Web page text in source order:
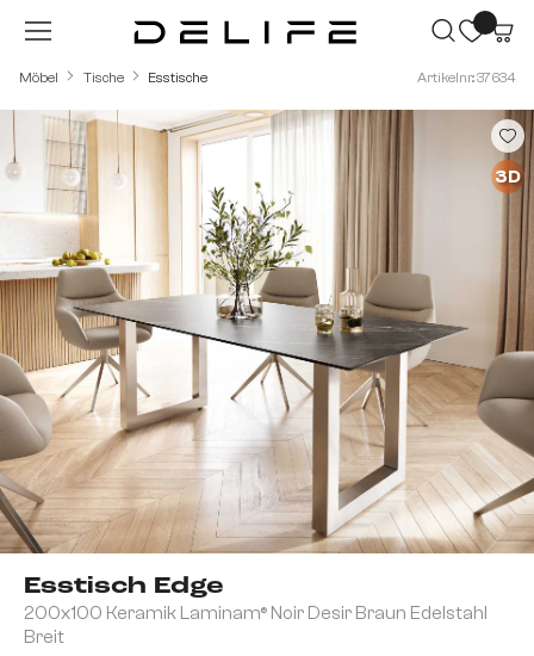
Zum Hauptinhalt springen
Möbel Tische Esstische Artikelnr.: 37634
Esstisch Edge
200x100 Keramik Laminam® Noir Desir Braun Edelstahl
Breit
Bildergalerie überspringen
3D